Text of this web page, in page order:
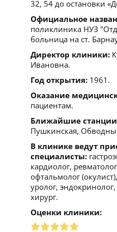
32, 54 до остановки
Официальное
поликлиника НУЗ
больница на ст.
Директор клиники:
Ивановна.
Год открытия: 1961.
Оказание
пациентам.
Ближайшие
Пушкинская,
В клинике ведут
специалисты:
кардиолог,
офтальмолог
уролог,
хирург.
Оценки клиники: